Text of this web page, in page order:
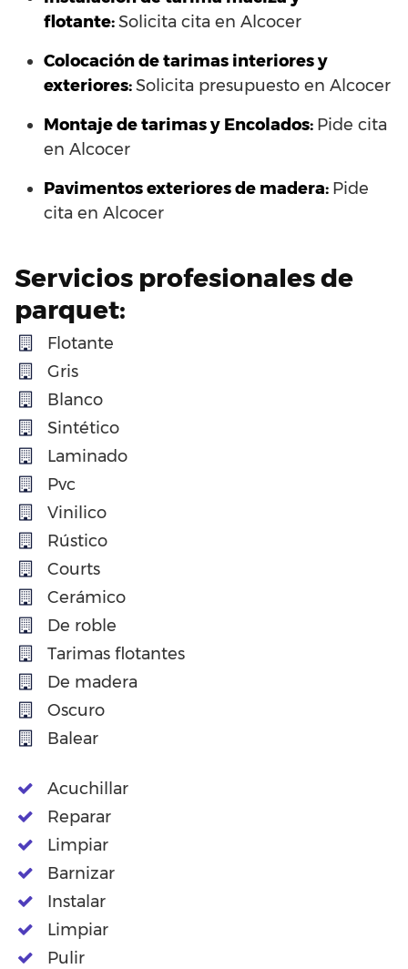
flotante:Solicita cita en Alcocer
Colocación de tarimas interiores y
exteriores:Solicita presupuesto en Alcocer
Montaje de tarimas y Encolados: Pide cita
en Alcocer
Pavimentos exteriores de madera: Pide
cita en Alcocer
Servicios profesionales de
parquet:
Flotante
Gris
Blanco
Sintético
Laminado
Pvc
Vinilico
Rústico
Courts
Cerámico
De roble
Tarimas flotantes
De madera
Oscuro
Balear
Acuchillar
Reparar
Limpiar
Barnizar
Instalar
Limpiar
Pulir